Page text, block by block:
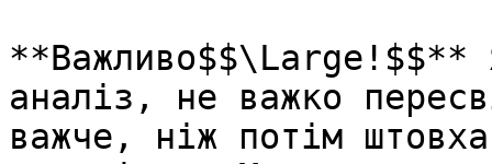
**Важливо$$\Large!$$**
аналiз, не важко
важче, нiж потiм